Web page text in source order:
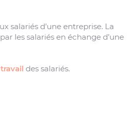
salariés d’une entreprise. La
les salariés en échange d’une
des salariés.